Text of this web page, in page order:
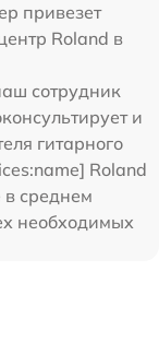
привезет
Roland в
сотрудник
и
гитарного
Roland
в среднем
необходимых